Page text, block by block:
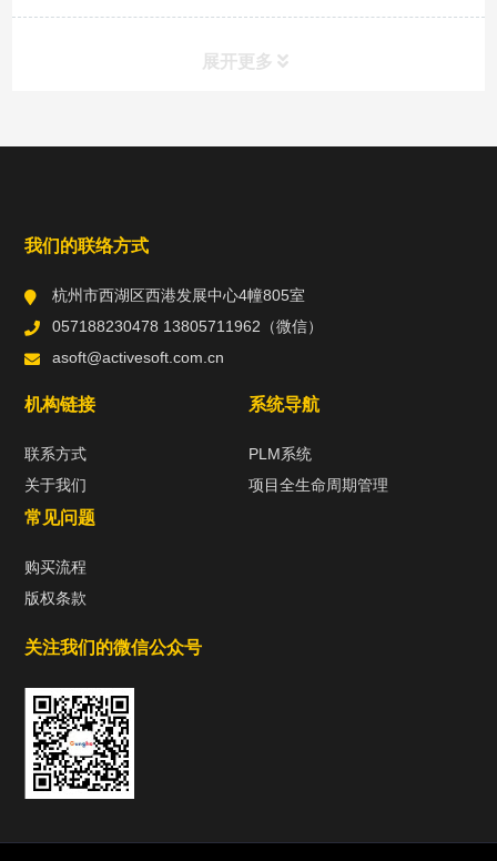
展开更多
我们的联络方式
杭州市西湖区西港发展中心4幢805室
057188230478 13805711962（微信）
asoft@activesoft.com.cn
机构链接
联系方式
关于我们
系统导航
PLM系统
项目全生命周期管理
常见问题
购买流程
版权条款
关注我们的微信公众号